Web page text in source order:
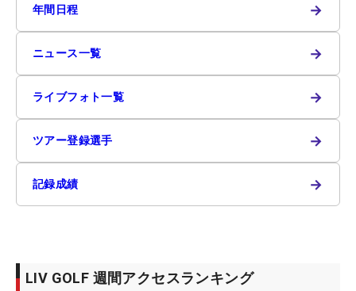
年間日程 →
ニュース一覧 →
ライブフォト一覧 →
ツアー登録選手 →
記録成績 →
LIV GOLF 週間アクセスランキング